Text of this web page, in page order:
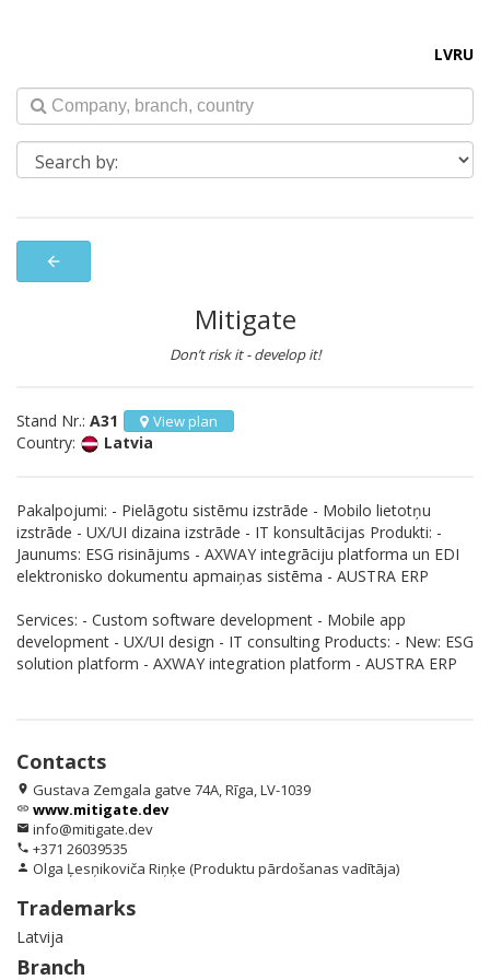
LVRU
arrow_back
Mitigate
Don’t risk it - develop it!
Stand Nr.: A31 View plan
Country: Latvia
Pakalpojumi: - Pielāgotu sistēmu izstrāde - Mobilo lietotņu
izstrāde - UX/UI dizaina izstrāde - IT konsultācijas Produkti: -
Jaunums: ESG risinājums - AXWAY integrāciju platforma un EDI
elektronisko dokumentu apmaiņas sistēma - AUSTRA ERP
Services: - Custom software development - Mobile app
development - UX/UI design - IT consulting Products: - New: ESG
solution platform - AXWAY integration platform - AUSTRA ERP
Contacts
location_on Gustava Zemgala gatve 74A, Rīga, LV-1039
link www.mitigate.dev
email info@mitigate.dev
phone +371 26039535
person Olga Ļesņikoviča Riņķe (Produktu pārdošanas vadītāja)
Trademarks
Latvija
Branch